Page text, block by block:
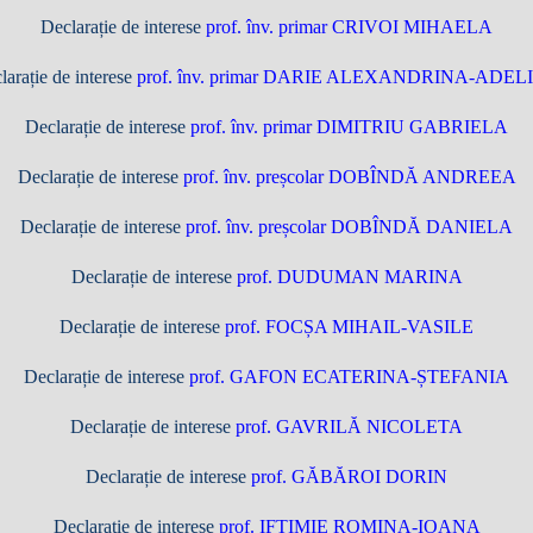
Declarație de interese prof. înv. primar CRIVOI MIHAELA
de interese prof. înv. primar DARIE ALEXANDRINA-
Declarație de interese prof. înv. primar DIMITRIU GABRIELA
Declarație de interese prof. înv. preșcolar DOBÎNDĂ ANDREEA
Declarație de interese prof. înv. preșcolar DOBÎNDĂ DANIELA
Declarație de interese prof. DUDUMAN MARINA
Declarație de interese prof. FOCȘA MIHAIL-VASILE
Declarație de interese prof. GAFON ECATERINA-ȘTEFANIA
Declarație de interese prof. GAVRILĂ NICOLETA
Declarație de interese prof. GĂBĂROI DORIN
Declarație de interese prof. IFTIMIE ROMINA-IOANA